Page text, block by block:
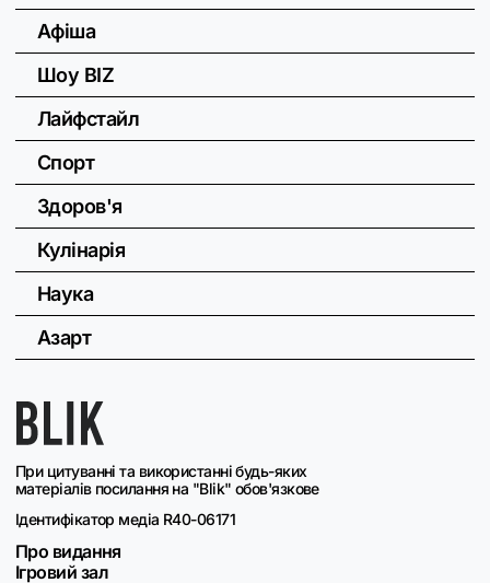
При цитуванні та використанні будь-яких
матеріалів посилання на "Blik" обов'язкове
Ідентифікатор медіа R40-06171
Про видання
Ігровий зал
Афіша
Шоу BIZ
Лайфстайл
Спорт
Здоров'я
Кулінарія
Наука
Азарт